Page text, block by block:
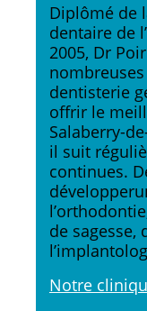
Diplômé de
dentaire de
2005, Dr
dentisterie
offrir le
Salaberry-
il suit
continues.
de sagesse,
Notre